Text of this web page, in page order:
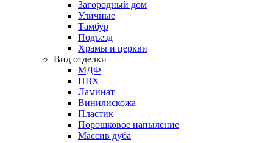
Загородный дом
Уличные
Тамбур
Подъезд
Храмы и церкви
Вид отделки
МДФ
ПВХ
Ламинат
Винилискожа
Пластик
Порошковое напыление
Массив дуба